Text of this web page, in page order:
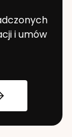
i umów